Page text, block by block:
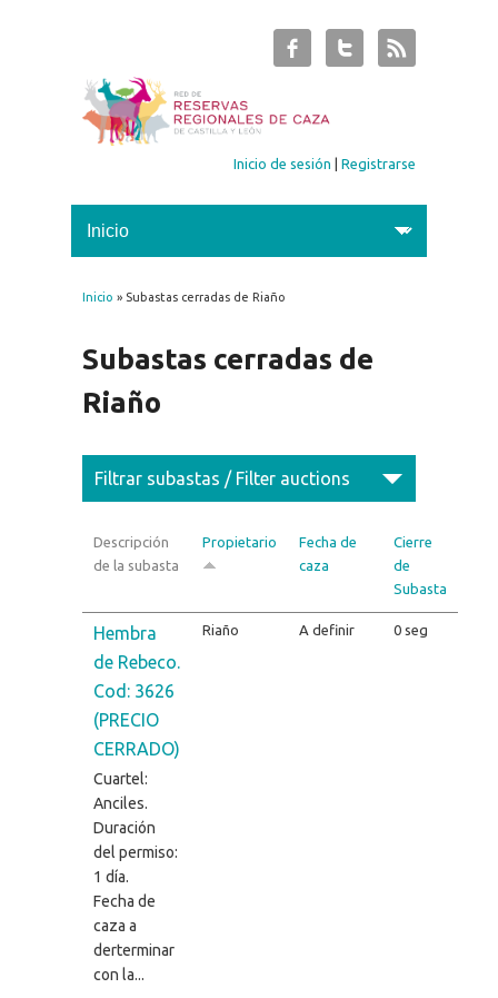
Inicio de sesión |Registrarse
Se encuentra usted aquí
Inicio » Subastas cerradas de Riaño
Subastas cerradas de
Riaño
Filtrar subastas / Filter auctions
Descripción
de la subasta
Propietario
Fecha de
caza
Cierre
de
Subasta
Hembra
de Rebeco.
Cod: 3626
(PRECIO
CERRADO)
Cuartel:
Anciles.
Duración
del permiso:
1 día.
Fecha de
caza a
derterminar
con la...
Riaño A definir 0 seg